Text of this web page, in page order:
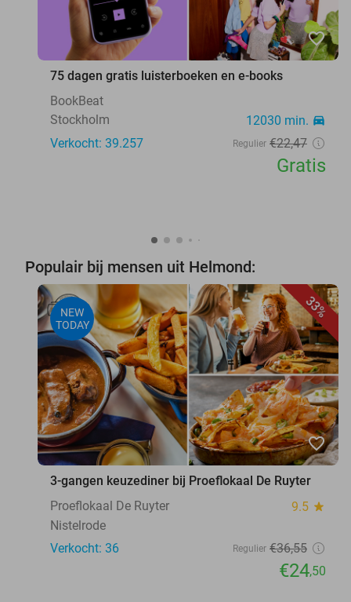
favorite_border
75 dagen gratis luisterboeken en e-books
BookBeat
Stockholm
12030 min. directions_car
Verkocht: 39.257 Regulier €22,47
Gratis
Populair bij mensen uit Helmond:
33%
NEW
TODAY
favorite_border
3-gangen keuzediner bij Proeflokaal De Ruyter
Proeflokaal De Ruyter
9.5 star
Nistelrode
Verkocht: 36
Regulier €36,55
€24,50